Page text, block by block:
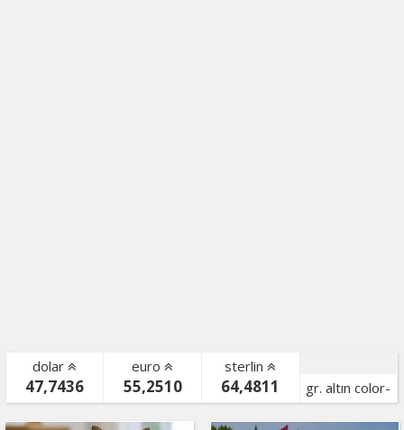
dolar
47,7436
euro
55,2510
sterlin
64,4811
gr. altın color-
bist color-